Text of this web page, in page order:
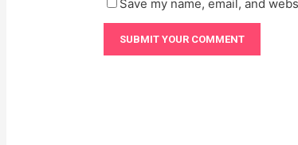
Save my name, email, and